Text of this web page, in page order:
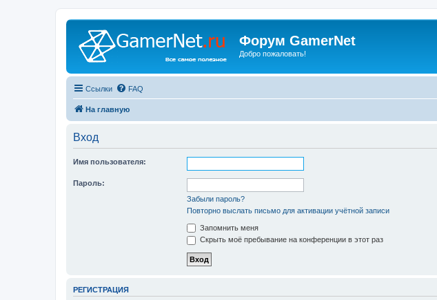
Форум GamerNet
Добро пожаловать!
Ссылки FAQ
На главную
Вход
Имя пользователя:
Пароль:
Забыли пароль?
Повторно выслать письмо для активации учётной записи
Запомнить меня
Скрыть моё пребывание на конференции в этот раз
РЕГИСТРАЦИЯ